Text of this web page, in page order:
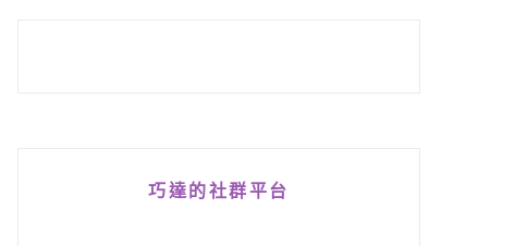
巧達的社群平台